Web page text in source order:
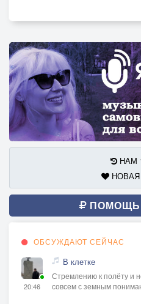
НАМ
ПОМОЩЬ
ОБСУЖДАЮТ СЕЙЧАС
20:46
В клетке
Стремлению к полёту и
совсем с земным